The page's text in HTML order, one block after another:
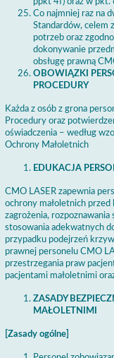
Co najmniej raz na
Standardów, celem
potrzeb oraz
dokonywanie
obsługę prawną
OBOWIĄZKI
PROCEDURY
Każda z osób z grona
Procedury oraz
oświadczenia – według
Ochrony Małoletnich
EDUKACJA
CMO LASER zapewnia
ochrony małoletnich
zagrożenia,
stosowania adekwatnych
przypadku podejrzeń
prawnej personelu CMO
przestrzegania praw
pacjentami małoletnimi
ZASADY
MAŁOLETNIMI
[Zasady ogólne]